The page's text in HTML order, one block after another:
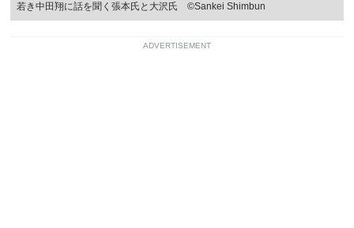
若き中田翔に話を聞く張本氏と大沢氏 ©Sankei Shimbun
ADVERTISEMENT